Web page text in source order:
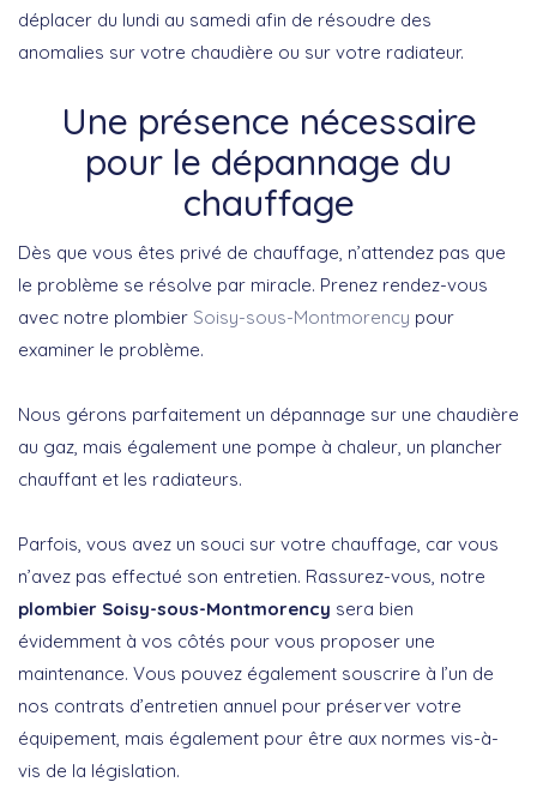
déplacer du lundi au samedi afin de résoudre des
anomalies sur votre chaudière ou sur votre radiateur.
Une présence nécessaire
pour le dépannage du
chauffage
Dès que vous êtes privé de chauffage, n’attendez pas que
le problème se résolve par miracle. Prenez rendez-vous
avec notre plombier Soisy-sous-Montmorency pour
examiner le problème.
Nous gérons parfaitement un dépannage sur une chaudière
au gaz, mais également une pompe à chaleur, un plancher
chauffant et les radiateurs.
Parfois, vous avez un souci sur votre chauffage, car vous
n’avez pas effectué son entretien. Rassurez-vous, notre
plombier Soisy-sous-Montmorency sera bien
évidemment à vos côtés pour vous proposer une
maintenance. Vous pouvez également souscrire à l’un de
nos contrats d’entretien annuel pour préserver votre
équipement, mais également pour être aux normes vis-à-
vis de la législation.